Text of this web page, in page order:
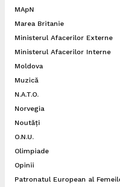
MApN
Marea Britanie
Ministerul Afacerilor Externe
Ministerul Afacerilor Interne
Moldova
Muzică
N.A.T.O.
Norvegia
Noutăți
O.N.U.
Olimpiade
Opinii
Patronatul European al